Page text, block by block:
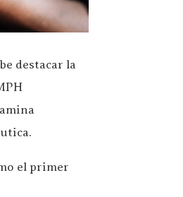
destacar la
el primer